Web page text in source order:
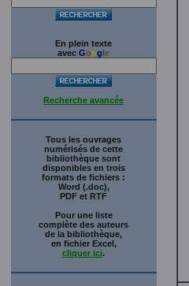
En plein texte
avec Google
Recherche avancée
Tous les ouvrages
numérisés de cette
bibliothèque sont
disponibles en trois
formats de fichiers :
Word (.doc),
PDF et RTF
Pour une liste
complète des auteurs
de la bibliothèque,
en fichier Excel,
cliquer ici.